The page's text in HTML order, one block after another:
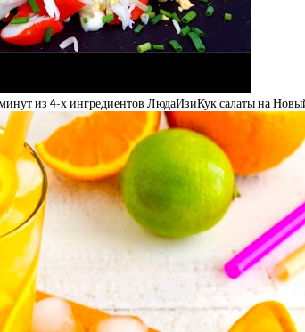
из 4-х ингредиентов ЛюдаИзиКук салаты на